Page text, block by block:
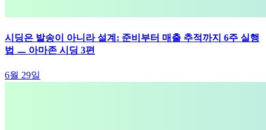
시딩은 발송이 아니라 설계: 준비부터 매출 추적까지 6주 실행
법 ㅡ 아마존 시딩 3편
6월 29일